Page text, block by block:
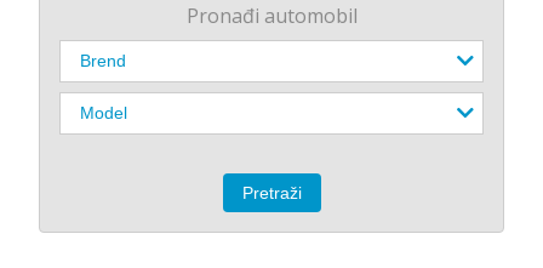
Pronađi automobil